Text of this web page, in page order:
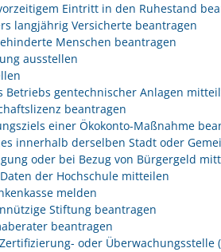
Eintritt in den Ruhestand
langjährig Versicherte beantragen
Menschen beantragen
ausstellen
Betriebs gentechnischer Anlagen
beantragen
einer Ökokonto-Maßnahme
innerhalb derselben Stadt oder
oder bei Bezug von Bürgergeld
der Hochschule mitteilen
melden
Stiftung beantragen
beantragen
oder Überwachungsstelle